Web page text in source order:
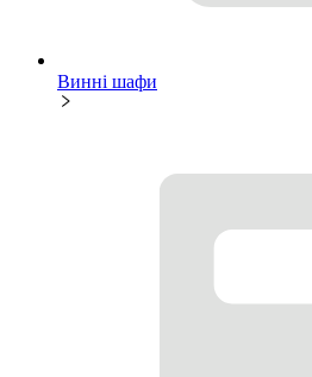
Винні шафи